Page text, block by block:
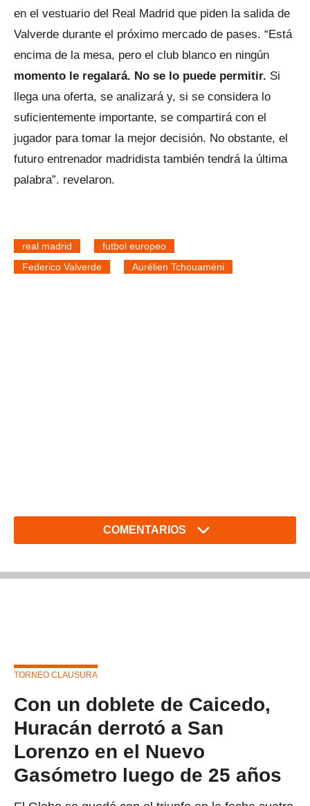
en el vestuario del Real Madrid que piden la salida de
Valverde durante el próximo mercado de pases. “Está
encima de la mesa, pero el club blanco en ningún
momento le regalará. No se lo puede permitir. Si
llega una oferta, se analizará y, si se considera lo
suficientemente importante, se compartirá con el
jugador para tomar la mejor decisión. No obstante, el
futuro entrenador madridista también tendrá la última
palabra”. revelaron.
real madrid
futbol europeo
Federico Valverde
Aurélien Tchouaméni
COMENTARIOS